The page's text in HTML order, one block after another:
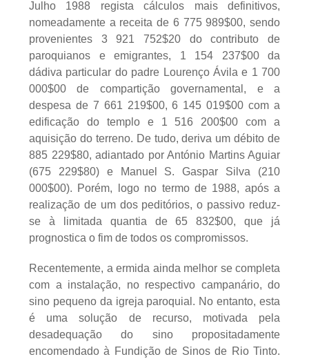
Julho 1988 regista cálculos mais definitivos,
nomeadamente a receita de 6 775 989$00, sendo
provenientes 3 921 752$20 do contributo de
paroquianos e emigrantes, 1 154 237$00 da
dádiva particular do padre Lourenço Ávila e 1 700
000$00 de compartição governamental, e a
despesa de 7 661 219$00, 6 145 019$00 com a
edificação do templo e 1 516 200$00 com a
aquisição do terreno. De tudo, deriva um débito de
885 229$80, adiantado por António Martins Aguiar
(675 229$80) e Manuel S. Gaspar Silva (210
000$00). Porém, logo no termo de 1988, após a
realização de um dos peditórios, o passivo reduz-
se à limitada quantia de 65 832$00, que já
prognostica o fim de todos os compromissos.
Recentemente, a ermida ainda melhor se completa
com a instalação, no respectivo campanário, do
sino pequeno da igreja paroquial. No entanto, esta
é uma solução de recurso, motivada pela
desadequação do sino propositadamente
encomendado à Fundição de Sinos de Rio Tinto.